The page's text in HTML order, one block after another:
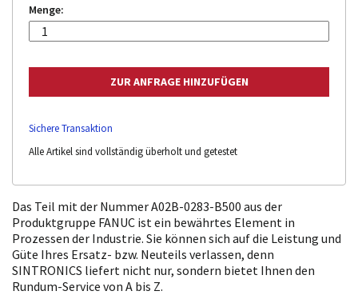
Menge:
Sichere Transaktion
Alle Artikel sind vollständig überholt und getestet
Das Teil mit der Nummer A02B-0283-B500 aus der
Produktgruppe FANUC ist ein bewährtes Element in
Prozessen der Industrie. Sie können sich auf die Leistung und
Güte Ihres Ersatz- bzw. Neuteils verlassen, denn
SINTRONICS liefert nicht nur, sondern bietet Ihnen den
Rundum-Service von A bis Z.